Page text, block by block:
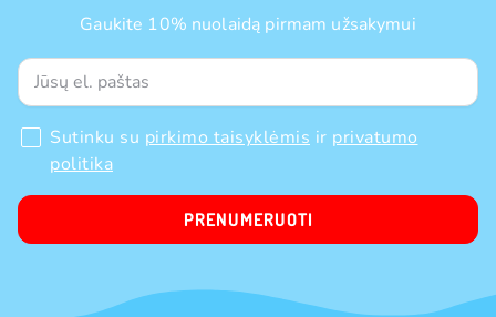
Gaukite 10% nuolaidą pirmam užsakymui
Sutinku su pirkimo taisyklėmis ir privatumo
politika
PRENUMERUOTI